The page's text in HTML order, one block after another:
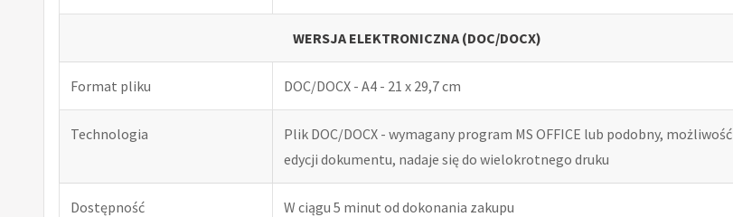
WERSJA ELEKTRONICZNA (DOC/DOCX)
Format pliku DOC/DOCX - A4 - 21 x 29,7 cm
Technologia
Plik DOC/DOCX - wymagany program MS OFFICE lub podobny, możliwość
edycji dokumentu, nadaje się do wielokrotnego druku
Dostępność W ciągu 5 minut od dokonania zakupu